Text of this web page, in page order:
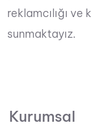
reklamcılığı
sunmaktayız.
Kurumsal